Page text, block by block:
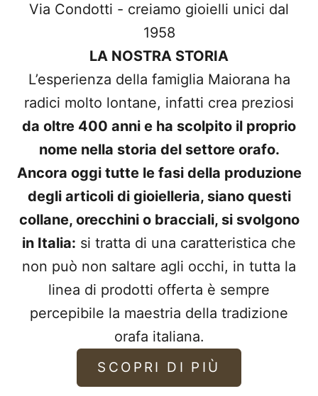
Via Condotti - creiamo gioielli unici dal
1958
LA NOSTRA STORIA
L’esperienza della famiglia Maiorana ha
radici molto lontane, infatti crea preziosi
da oltre 400 anni e ha scolpito il proprio
nome nella storia del settore orafo.
Ancora oggi tutte le fasi della produzione
degli articoli di gioielleria, siano questi
collane, orecchini o bracciali, si svolgono
in Italia: si tratta di una caratteristica che
non può non saltare agli occhi, in tutta la
linea di prodotti offerta è sempre
percepibile la maestria della tradizione
orafa italiana.
SCOPRI DI PIÙ